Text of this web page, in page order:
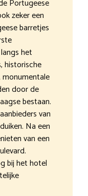
Portugeese
zeker een
barretjes
het
historische
monumentale
door de
bestaan.
van
Na een
van een
bij het hotel